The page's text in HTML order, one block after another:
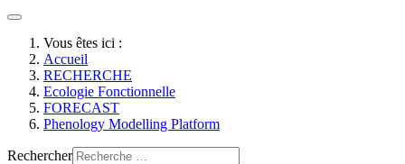
Vous êtes ici :
Accueil
RECHERCHE
Ecologie Fonctionnelle
FORECAST
Phenology Modelling Platform
Rechercher